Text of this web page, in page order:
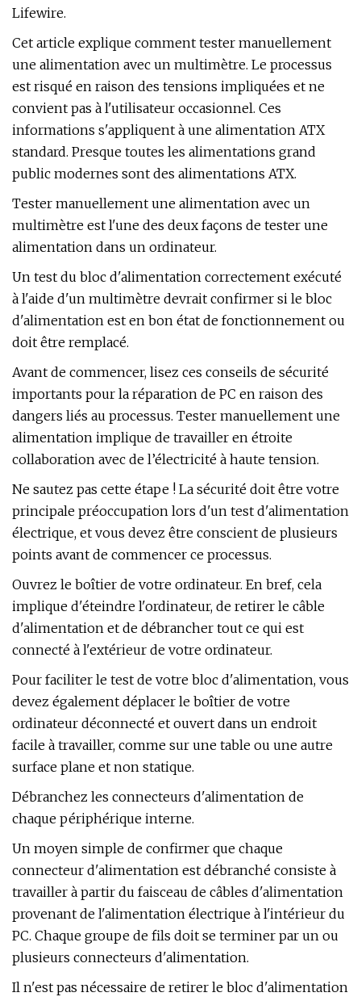
Lifewire.
Cet article explique comment tester manuellement
une alimentation avec un multimètre. Le processus
est risqué en raison des tensions impliquées et ne
convient pas à l'utilisateur occasionnel. Ces
informations s'appliquent à une alimentation ATX
standard. Presque toutes les alimentations grand
public modernes sont des alimentations ATX.
Tester manuellement une alimentation avec un
multimètre est l'une des deux façons de tester une
alimentation dans un ordinateur.
Un test du bloc d'alimentation correctement exécuté
à l'aide d'un multimètre devrait confirmer si le bloc
d'alimentation est en bon état de fonctionnement ou
doit être remplacé.
Avant de commencer, lisez ces conseils de sécurité
importants pour la réparation de PC en raison des
dangers liés au processus. Tester manuellement une
alimentation implique de travailler en étroite
collaboration avec de l’électricité à haute tension.
Ne sautez pas cette étape ! La sécurité doit être votre
principale préoccupation lors d'un test d'alimentation
électrique, et vous devez être conscient de plusieurs
points avant de commencer ce processus.
Ouvrez le boîtier de votre ordinateur. En bref, cela
implique d'éteindre l'ordinateur, de retirer le câble
d'alimentation et de débrancher tout ce qui est
connecté à l'extérieur de votre ordinateur.
Pour faciliter le test de votre bloc d'alimentation, vous
devez également déplacer le boîtier de votre
ordinateur déconnecté et ouvert dans un endroit
facile à travailler, comme sur une table ou une autre
surface plane et non statique.
Débranchez les connecteurs d'alimentation de
chaque périphérique interne.
Un moyen simple de confirmer que chaque
connecteur d'alimentation est débranché consiste à
travailler à partir du faisceau de câbles d'alimentation
provenant de l'alimentation électrique à l'intérieur du
PC. Chaque groupe de fils doit se terminer par un ou
plusieurs connecteurs d'alimentation.
Il n'est pas nécessaire de retirer le bloc d'alimentation